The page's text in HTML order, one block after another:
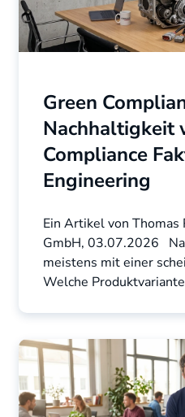
Green
Nachhaltigkeit
Compliance
Engineering
Ein Artikel von Thomas
GmbH, 03.07.2026
meistens mit einer
Welche